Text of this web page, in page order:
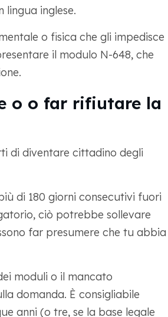
lingua inglese.
o fisica che gli impedisce
il modulo N-648, che
o o far rifiutare la
di diventare cittadino degli
di 180 giorni consecutivi fuori
ciò potrebbe sollevare
far presumere che tu abbia
moduli o il mancato
domanda. È consigliabile
anni (o tre, se la base legale